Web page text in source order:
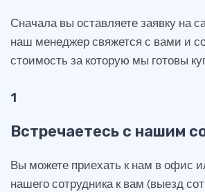
Сначала вы оставляете заявку на
наш менеджер свяжется с вами и
стоимость за которую мы готовы
1
Встречаетесь с нашим
Вы можете приехать к нам в офис
нашего сотрудника к вам (выезд